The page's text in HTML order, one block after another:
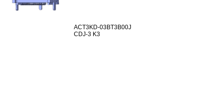
ACT3KD-03BT3B00J
CDJ-3 K3